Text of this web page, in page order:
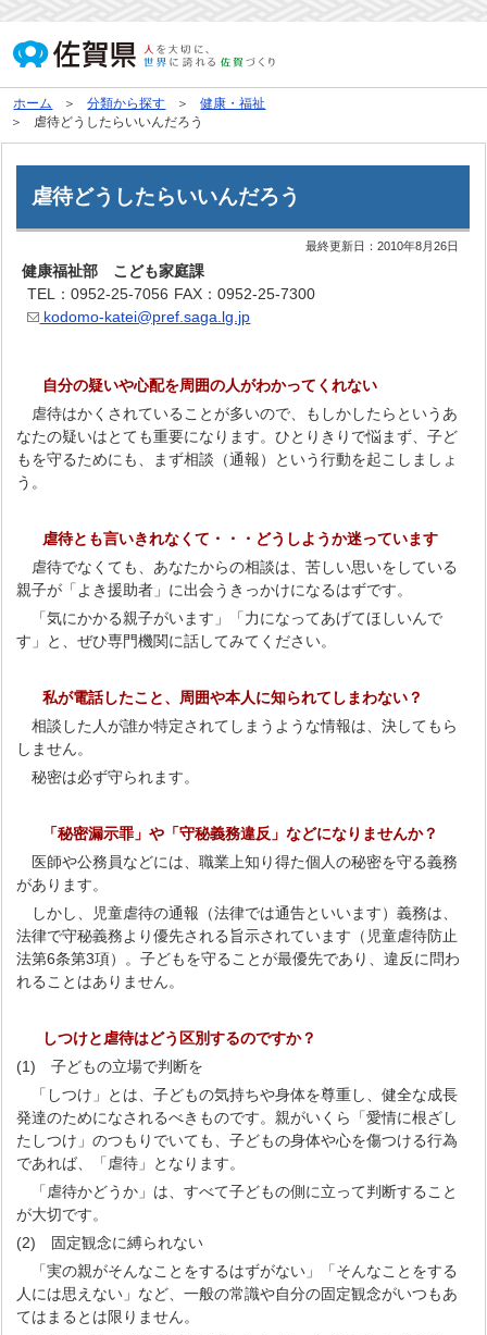
ホーム 分類から探す
健康・福祉
虐待どうしたらいいんだろう
虐待どうしたらいいんだろう
最終更新日：2010年8月26日
健康福祉部 こども家庭課
TEL：0952-25-7056 FAX：0952-25-7300
kodomo-katei@pref.saga.lg.jp
自分の疑いや心配を周囲の人がわかってくれない
虐待はかくされていることが多いので、もしかしたらというあ
なたの疑いはとても重要になります。ひとりきりで悩まず、子ど
もを守るためにも、まず相談（通報）という行動を起こしましょ
う。
虐待とも言いきれなくて・・・どうしようか迷っています
虐待でなくても、あなたからの相談は、苦しい思いをしている
親子が「よき援助者」に出会うきっかけになるはずです。
「気にかかる親子がいます」「力になってあげてほしいんで
す」と、ぜひ専門機関に話してみてください。
私が電話したこと、周囲や本人に知られてしまわない？
相談した人が誰か特定されてしまうような情報は、決してもら
しません。
秘密は必ず守られます。
「秘密漏示罪」や「守秘義務違反」などになりませんか？
医師や公務員などには、職業上知り得た個人の秘密を守る義務
があります。
しかし、児童虐待の通報（法律では通告といいます）義務は、
法律で守秘義務より優先される旨示されています（児童虐待防止
法第6条第3項）。子どもを守ることが最優先であり、違反に問わ
れることはありません。
しつけと虐待はどう区別するのですか？
(1) 子どもの立場で判断を
「しつけ」とは、子どもの気持ちや身体を尊重し、健全な成長
発達のためになされるべきものです。親がいくら「愛情に根ざし
たしつけ」のつもりでいても、子どもの身体や心を傷つける行為
であれば、「虐待」となります。
「虐待かどうか」は、すべて子どもの側に立って判断すること
が大切です。
(2) 固定観念に縛られない
「実の親がそんなことをするはずがない」「そんなことをする
人には思えない」など、一般の常識や自分の固定観念がいつもあ
てはまるとは限りません。